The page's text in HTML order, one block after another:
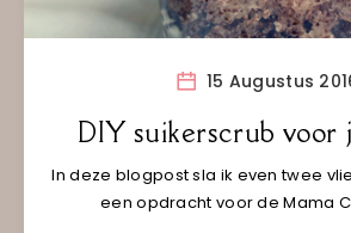
15 Augustus
DIY suikerscrub voor
In deze blogpost sla ik even twee
een opdracht voor de Mama